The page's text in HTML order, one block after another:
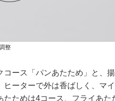
整
ース「パンあたため」と、
ーターで外は香ばしく、マ
ためは4コース、フライあた